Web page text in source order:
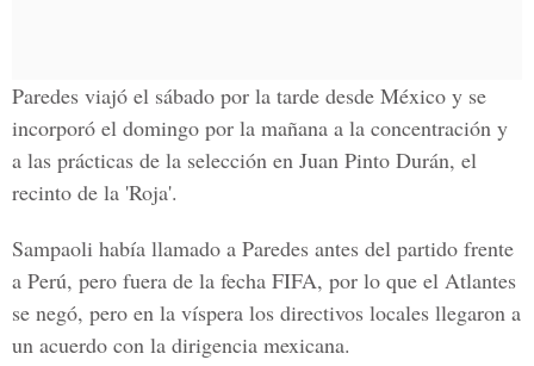
Paredes viajó el sábado por la tarde desde México y se
incorporó el domingo por la mañana a la concentración y
a las prácticas de la selección en Juan Pinto Durán, el
recinto de la 'Roja'.
Sampaoli había llamado a Paredes antes del partido frente
a Perú, pero fuera de la fecha FIFA, por lo que el Atlantes
se negó, pero en la víspera los directivos locales llegaron a
un acuerdo con la dirigencia mexicana.